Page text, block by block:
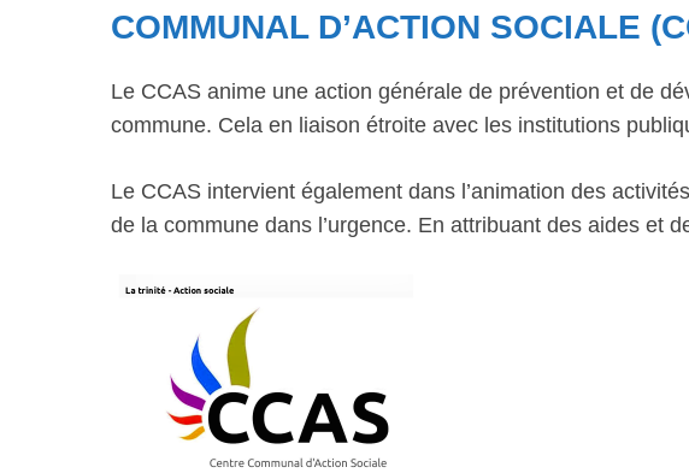
COMMUNAL D’ACTION SOCIALE
Le CCAS anime une action générale de prévention et de
commune. Cela en liaison étroite avec les institutions
Le CCAS intervient également dans l’animation des
de la commune dans l’urgence. En attribuant des aides et